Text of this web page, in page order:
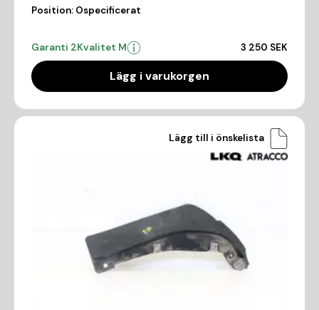
Position: Ospecificerat
Garanti 2Kvalitet M 3 250 SEK
Lägg i varukorgen
Lägg till i önskelista